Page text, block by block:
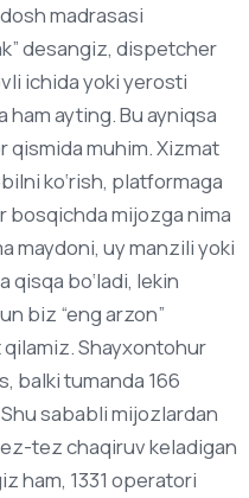
madrasasi
desangiz, dispetcher
ichida yoki yerosti
ham ayting. Bu ayniqsa
qismida muhim. Xizmat
ko‘rish, platformaga
bosqichda mijozga nima
maydoni, uy manzili yoki
qisqa bo‘ladi, lekin
biz “eng arzon”
qilamiz. Shayxontohur
balki tumanda 166
sababli mijozlardan
tez chaqiruv keladigan
ham, 1331 operatori